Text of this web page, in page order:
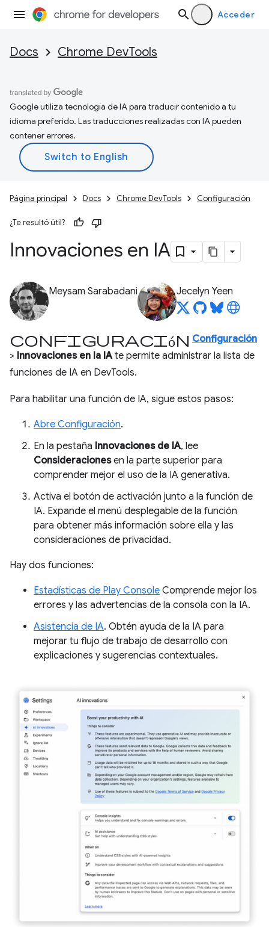
Acceder
Docs Chrome DevTools
Google utiliza tecnología de IA para traducir contenido a tu
idioma preferido. Las traducciones realizadas con IA pueden
contener errores.
Página principal Docs Chrome DevTools Configuración
¿Te resultó útil?
Innovaciones en IA
Meysam Sarabadani Jecelyn Yeen
Configuración Configuración
> Innovaciones en la IA te permite administrar la lista de
funciones de IA en DevTools.
Para habilitar una función de IA, sigue estos pasos:
Abre Configuración.
En la pestaña Innovaciones de IA, lee
Consideracionesen la parte superior para
comprender mejor el uso de la IA generativa.
Activa el botón de activación junto a la función de
IA. Expande el menú desplegable de la función
para obtener más información sobre ella y las
consideraciones de privacidad.
Hay dos funciones:
Estadísticas de Play Console Comprende mejor los
errores y las advertencias de la consola con la IA.
Asistencia de IA. Obtén ayuda de la IA para
mejorar tu flujo de trabajo de desarrollo con
explicaciones y sugerencias contextuales.